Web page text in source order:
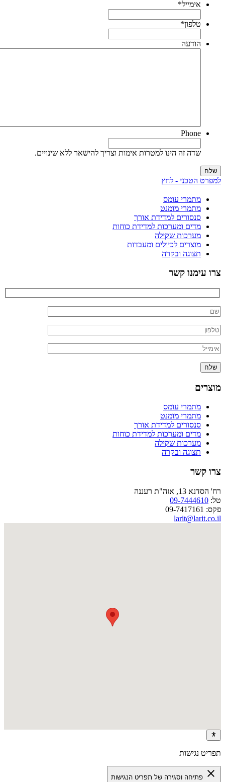
אימייל*
טלפון*
הודעה
Phone
שדה זה הינו למטרות אימות וצריך להישאר ללא שינויים.
הטכני - לחץ
מתמרי עומס
מתמרי מומנט
סנסורים למדידת אורך
מדים ומערכות למדידת כוחות
מערכות שקילה
מוצרים לכיולים ומעבדות
תצוגה ובקרה
עימנו קשר
מתמרי עומס
מתמרי מומנט
סנסורים למדידת אורך
מדים ומערכות למדידת כוחות
מערכות שקילה
תצוגה ובקרה
קשר
הסדנא 13, אזה"ת רעננה
09-7444610
09-7417161
נגישות
close פתיחה וסגירה של תפריט הנגישות